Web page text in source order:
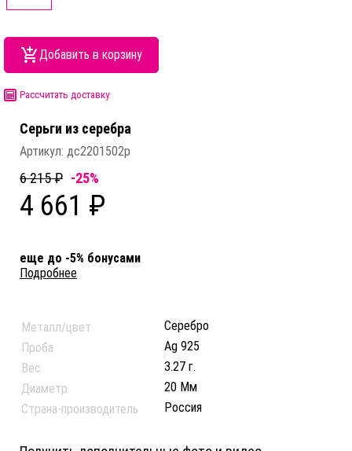
Добавить в корзину
Рассчитать доставку
Серьги из серебра
Артикул: дс2201502р
6 215 ₽ -25%
4 661 ₽
еще до -5% бонусами
Подробнее
Металл/цвет
Серебро
Проба
Ag 925
Вес
3.27 г.
Диаметр
20 Мм
Страна-производитель
Россия